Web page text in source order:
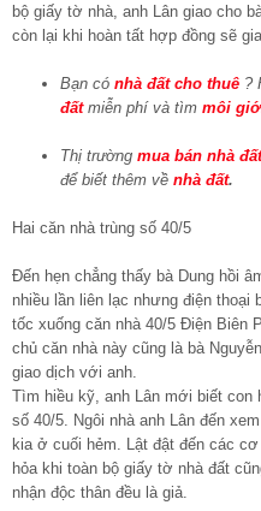
bộ giấy tờ nhà, anh Lân giao cho
còn lại khi hoàn tất hợp đồng sẽ
Bạn có nhà đất cho thuê ?
đấtmiễn phí và tìm môi
Thị trường mua bán nhà đất
để biết thêm về nhà đất.
Hai căn nhà trùng số 40/5
Đến hẹn chẳng thấy bà Dung hồi
nhiều lần liên lạc nhưng điện
tốc xuống căn nhà 40/5 Điện Biên
chủ căn nhà này cũng là bà
giao dịch với anh.
Tìm hiều kỹ, anh Lân mới biết con
số 40/5. Ngôi nhà anh Lân đến
kia ở cuối hẻm. Lật đật đến các
hỏa khi toàn bộ giấy tờ nhà đất
nhận độc thân đều là giả.